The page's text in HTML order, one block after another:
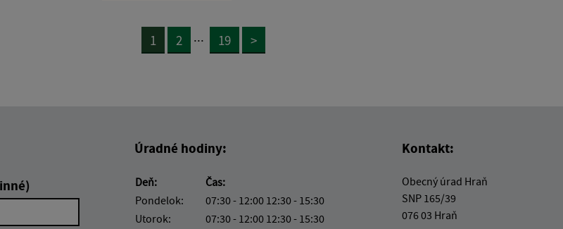
1 2 ... 19 >
Úradné hodiny:
Deň:
Čas:
Pondelok:
07:30 - 12:00 12:30 - 15:30
Utorok:
07:30 - 12:00 12:30 - 15:30
Kontakt:
Obecný úrad Hraň
SNP 165/39
076 03 Hraň